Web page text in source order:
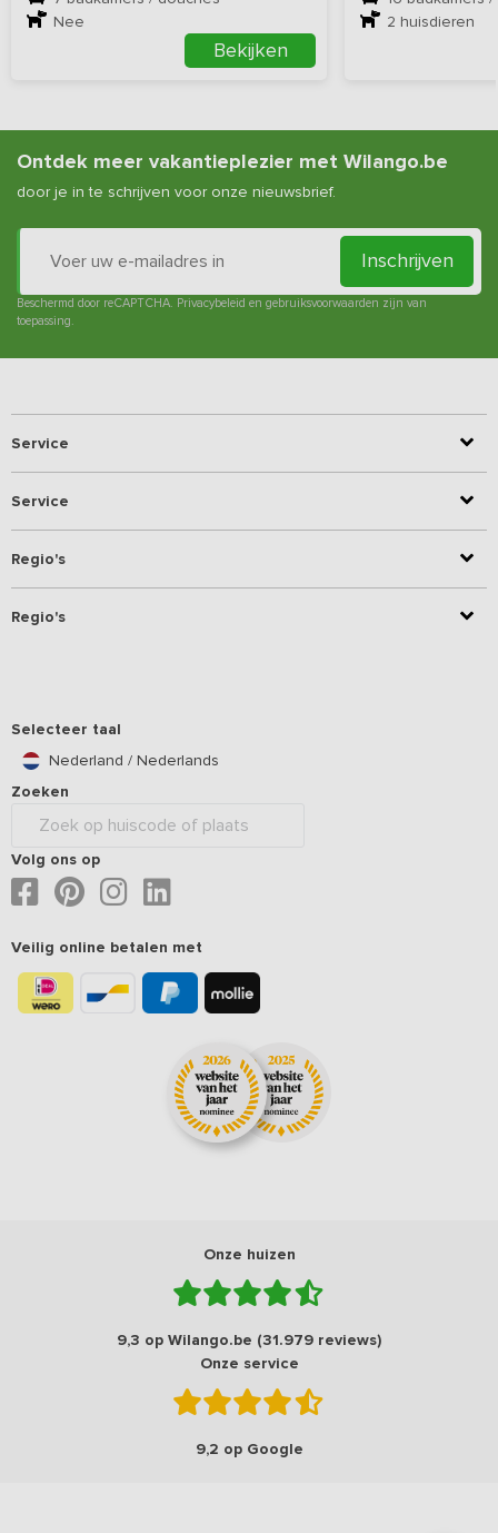
Nee
Bekijken
2 huisdieren
Ontdek meer vakantieplezier met Wilango.be
door je in te schrijven voor onze nieuwsbrief.
Inschrijven
Beschermd door reCAPTCHA. Privacybeleid en gebruiksvoorwaarden zijn van
toepassing.
Service
Service
Regio's
Regio's
Selecteer taal
Nederland / Nederlands
Zoeken
Volg ons op
Veilig online betalen met
Onze huizen
9,3 op Wilango.be (31.979 reviews)
Onze service
9,2 op Google